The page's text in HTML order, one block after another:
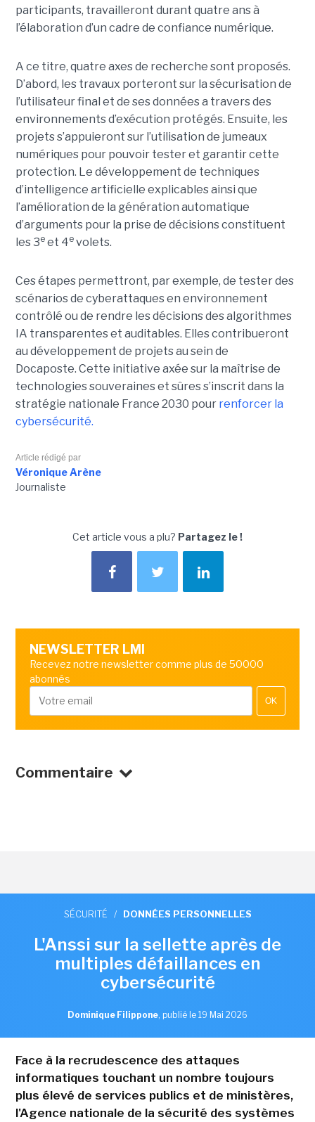
participants, travailleront durant quatre ans à
l’élaboration d’un cadre de confiance numérique.
A ce titre, quatre axes de recherche sont proposés.
D’abord, les travaux porteront sur la sécurisation de
l’utilisateur final et de ses données a travers des
environnements d’exécution protégés. Ensuite, les
projets s’appuieront sur l’utilisation de jumeaux
numériques pour pouvoir tester et garantir cette
protection. Le développement de techniques
d’intelligence artificielle explicables ainsi que
l’amélioration de la génération automatique
d’arguments pour la prise de décisions constituent
les 3eet 4evolets.
Ces étapes permettront, par exemple, de tester des
scénarios de cyberattaques en environnement
contrôlé ou de rendre les décisions des algorithmes
IA transparentes et auditables. Elles contribueront
au développement de projets au sein de
Docaposte. Cette initiative axée sur la maîtrise de
technologies souveraines et sûres s’inscrit dans la
stratégie nationale France 2030 pour renforcer la
cybersécurité.
Article rédigé par
Véronique Arène
Journaliste
Cet article vous a plu? Partagez le !
NEWSLETTER LMI
Recevez notre newsletter comme plus de 50000
abonnés
OK
Commentaire
SÉCURITÉ / DONNÉES PERSONNELLES
L'Anssi sur la sellette après de
multiples défaillances en
cybersécurité
Dominique Filippone, publié le 19 Mai 2026
Face à la recrudescence des attaques
informatiques touchant un nombre toujours
plus élevé de services publics et de ministères,
l'Agence nationale de la sécurité des systèmes